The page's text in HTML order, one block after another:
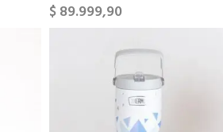
$89.999,90